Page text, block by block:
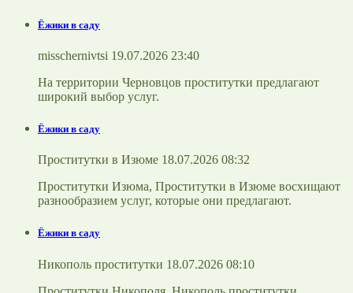
Ёжики в саду
misschernivtsi 19.07.2026 23:40
На территории Черновцов проститутки предлагают
широкий выбор услуг.
Ёжики в саду
Проститутки в Изюме 18.07.2026 08:32
Проститутки Изюма, Проститутки в Изюме восхищают
разнообразием услуг, которые они предлагают.
Ёжики в саду
Никополь проститутки 18.07.2026 08:10